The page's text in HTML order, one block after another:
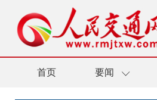
首页 要闻